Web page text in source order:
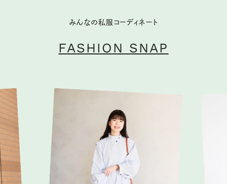
みんなの私服コーディネート
FASHION SNAP